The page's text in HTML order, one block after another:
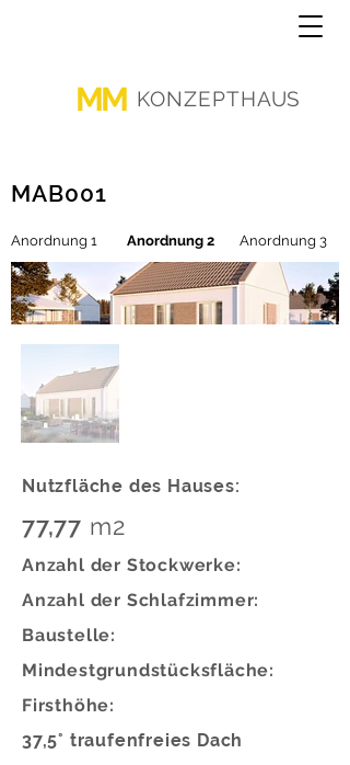
MM KONZEPTHAUS
MAB001
Anordnung 1 Anordnung 2 Anordnung 3
Nutzfläche des Hauses:
77,77 m2
Anzahl der Stockwerke:
Anzahl der Schlafzimmer:
Baustelle:
Mindestgrundstücksfläche:
Firsthöhe:
37,5° traufenfreies Dach